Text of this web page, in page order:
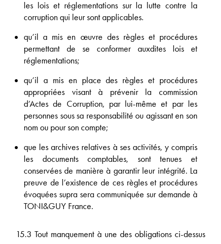
les lois et réglementations sur la lutte contre la
corruption qui leur sont applicables.
qu’il a mis en œuvre des règles et procédures
permettant de se conformer auxdites lois et
réglementations;
qu’il a mis en place des règles et procédures
appropriées visant à prévenir la commission
d’Actes de Corruption, par lui-même et par les
personnes sous sa responsabilité ou agissant en son
nom ou pour son compte;
que les archives relatives à ses activités, y compris
les documents comptables, sont tenues et
conservées de manière à garantir leur intégrité. La
preuve de l’existence de ces règles et procédures
évoquées supra sera communiquée sur demande à
TONI&GUY France.
15.3 Tout manquement à une des obligations ci-dessus